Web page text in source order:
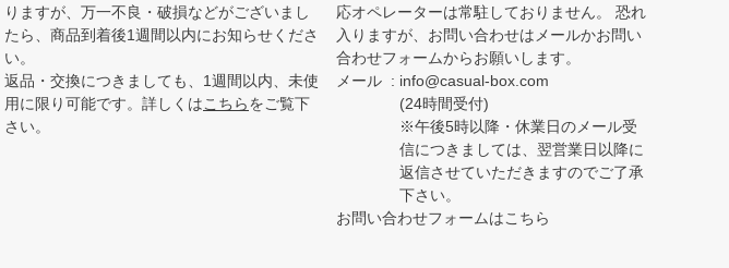
りますが、万一不良・破損などがございまし
たら、商品到着後1週間以内にお知らせくださ
い。
返品・交換につきましても、1週間以内、未使
用に限り可能です。詳しくはこちらをご覧下
さい。
応オペレーターは常駐しておりません。 恐れ
入りますが、お問い合わせはメールかお問い
合わせフォームからお願いします。
メール
info@casual-box.com
(24時間受付)
※午後5時以降・休業日のメール受
信につきましては、翌営業日以降に
返信させていただきますのでご了承
下さい。
お問い合わせフォームはこちら